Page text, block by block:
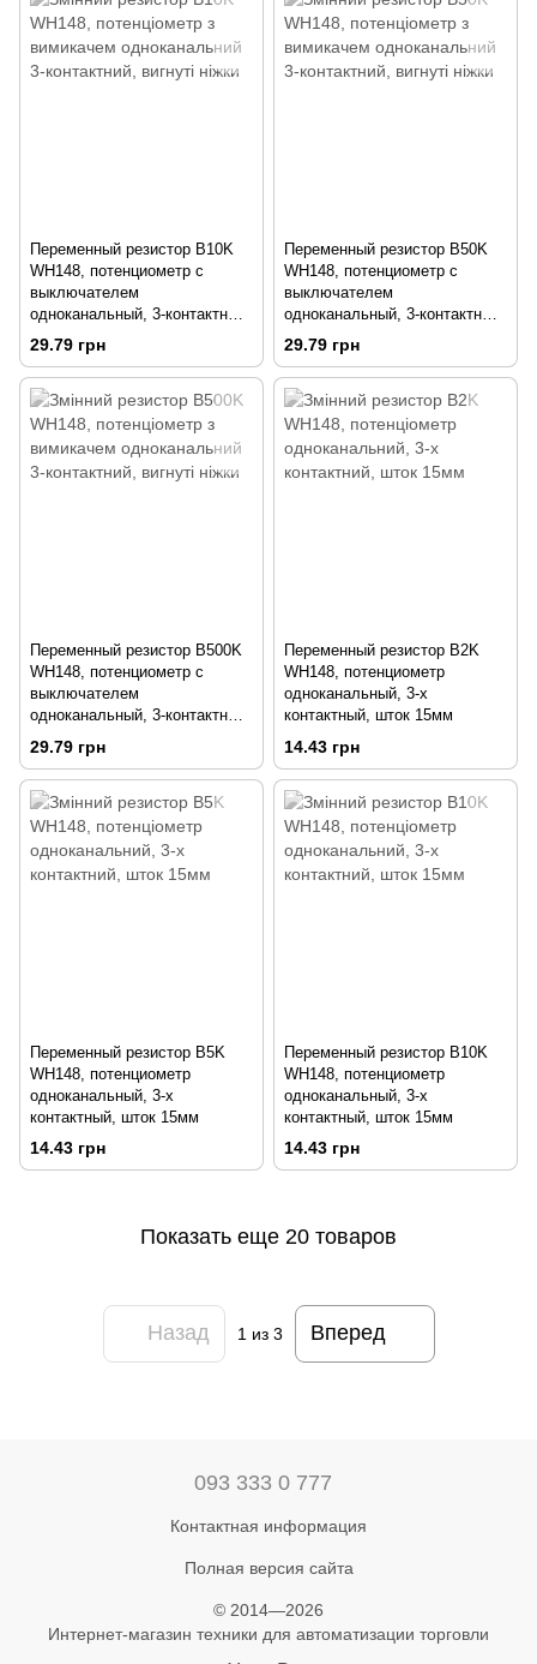
Переменный резистор B10K
WH148, потенциометр с
выключателем
одноканальный, 3-контактный,
изогнутые ножки
29.79 грн
Переменный резистор B50K
WH148, потенциометр с
выключателем
одноканальный, 3-контактный,
изогнутые ножки
29.79 грн
Переменный резистор B500K
WH148, потенциометр с
выключателем
одноканальный, 3-контактный,
изогнутые ножки
29.79 грн
Переменный резистор B2K
WH148, потенциометр
одноканальный, 3-х
контактный, шток 15мм
14.43 грн
Переменный резистор B5K
WH148, потенциометр
одноканальный, 3-х
контактный, шток 15мм
14.43 грн
Переменный резистор B10K
WH148, потенциометр
одноканальный, 3-х
контактный, шток 15мм
14.43 грн
Показать еще 20 товаров
Назад 1 из 3 Вперед
093 333 0 777
Контактная информация
Полная версия сайта
© 2014—2026
Интернет-магазин техники для автоматизации торговли